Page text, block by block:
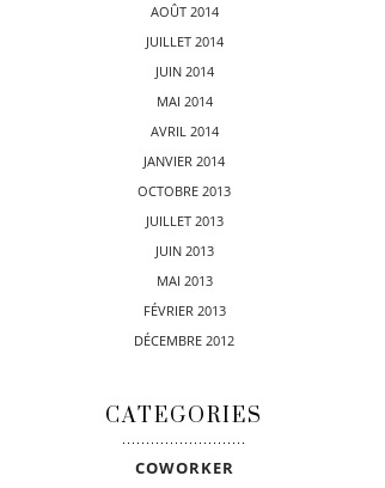
AOÛT 2014
JUILLET 2014
JUIN 2014
MAI 2014
AVRIL 2014
JANVIER 2014
OCTOBRE 2013
JUILLET 2013
JUIN 2013
MAI 2013
FÉVRIER 2013
DÉCEMBRE 2012
CATEGORIES
COWORKER